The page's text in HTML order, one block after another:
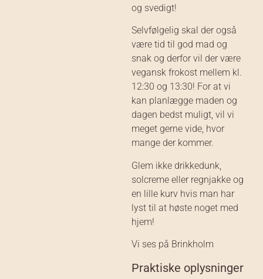
og svedigt!
Selvfølgelig skal der også
være tid til god mad og
snak og derfor vil der være
vegansk frokost mellem kl.
12:30 og 13:30! For at vi
kan planlægge maden og
dagen bedst muligt, vil vi
meget gerne vide, hvor
mange der kommer.
Glem ikke drikkedunk,
solcreme eller regnjakke og
en lille kurv hvis man har
lyst til at høste noget med
hjem!
Vi ses på Brinkholm
Praktiske oplysninger